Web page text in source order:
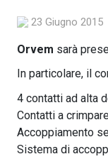
23 Giugno 2015
Orvem sarà
In particolare, il
4 contatti ad alta
Contatti a
Accoppiamento
Sistema di